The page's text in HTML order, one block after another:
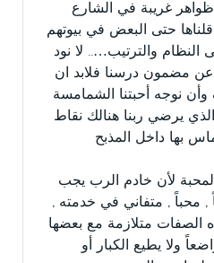
غريبة في الشارع
حتى البعض في بيوتهم
النظام والترتيب….. لا نود
عن مضمون درسنا فلابد ان
نوجه أحبتنا الشمامسة
الذي يرضي ربنا هنالك نقاط
بها داخل المذبح
لأن خادم الرب يجب
, محباً , متفاني في خدمته ,
الصفات متلازمة مع بعضها
ولا يطيع الكبار أو